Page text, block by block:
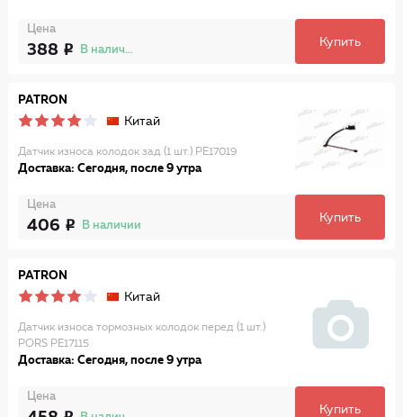
Цена
388 В наличии
Купить
PATRON
Китай
Датчик износа колодок зад (1 шт.) PE17019
Доставка: Сегодня, после 9 утра
Цена
406 В наличии
Купить
PATRON
Китай
Датчик износа тормозных колодок перед (1 шт.)
PORS PE17115
Доставка: Сегодня, после 9 утра
Цена
Купить